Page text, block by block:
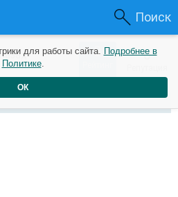
Поиск
0 0
для работы сайта. Подробнее в
Политике.
ОК